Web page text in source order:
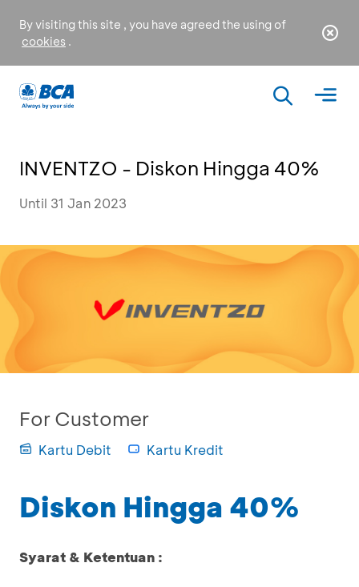
By visiting this site , you have agreed the using of
cookies .
INVENTZO - Diskon Hingga 40%
Until 31 Jan 2023
For Customer
Kartu Debit Kartu Kredit
Diskon Hingga 40%
Syarat & Ketentuan :